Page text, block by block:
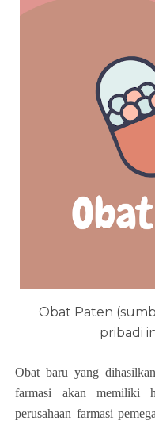
Obat Paten
pribadi
Obat baru yang
farmasi akan memiliki
perusahaan farmasi